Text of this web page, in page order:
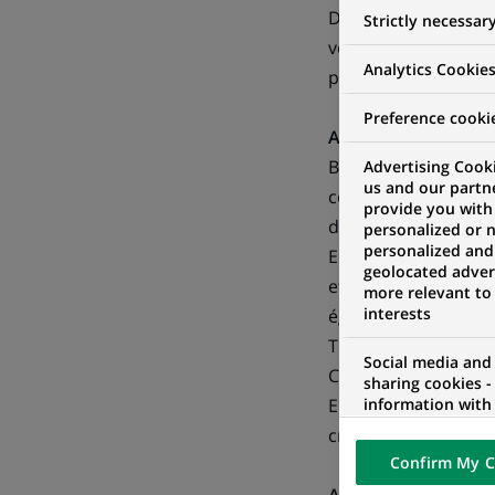
Depuis 40 ans,
vers le tennis. Cet
professionnel mais
A propos de BNP
BNP Paribas (
collaborateurs,
domaines d'activité
Europe, le Groupe
et BNP Paribas
également son
Turquie, en
Corporate &
Europe, d'une forte
croissance en Asie-
Strictly
Analytics Cookies
Preference
Advertising
us and our
provide you with
personalized or
personalized and
geolocated
more relevant
interests
Social media
sharing cookies
information with
networks and
visualization on
of the content
external website.
Confirm My